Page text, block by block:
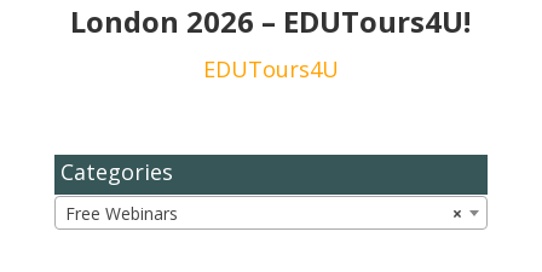
London 2026 – EDUTours4U!
EDUTours4U
Categories
×
Free Webinars